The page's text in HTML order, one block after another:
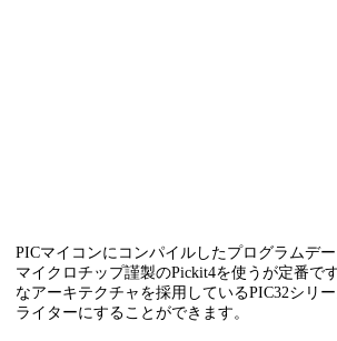
PICマイコンにコンパイルしたプログラムデー
マイクロチップ謹製のPickit4を使うが定番で
なアーキテクチャを採用しているPIC32シリ
ライターにすることができます。